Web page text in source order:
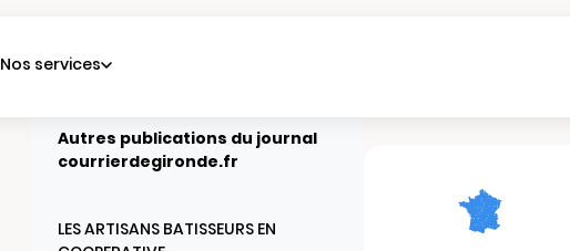
Nos services
Autres publications du journal
courrierdegironde.fr
LES ARTISANS BATISSEURS EN